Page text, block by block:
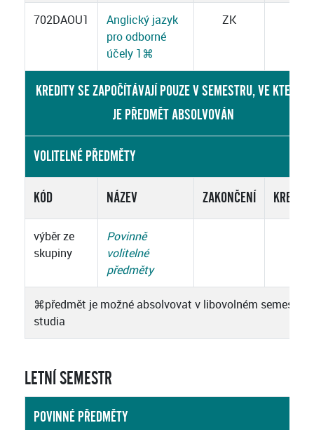
702DAOU1
Anglický jazyk
pro odborné
účely 1 ⌘
ZK
KREDITY SE ZAPOČÍTÁVAJÍ POUZE V SEMESTRU, VE KTERÉM
JE PŘEDMĚT ABSOLVOVÁN
VOLITELNÉ PŘEDMĚTY
KÓD NÁZEV ZAKONČENÍ KREDITY
výběr ze
skupiny
Povinně
volitelné
předměty
⌘předmět je možné absolvovat v libovolném semestru
studia
LETNÍ SEMESTR
POVINNÉ PŘEDMĚTY